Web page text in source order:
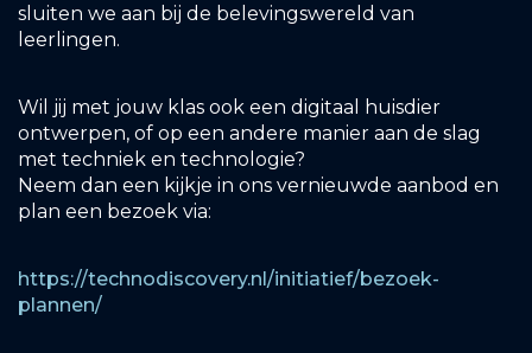
sluiten we aan bij de belevingswereld van
leerlingen.
Wil jij met jouw klas ook een digitaal huisdier
ontwerpen, of op een andere manier aan de slag
met techniek en technologie?
Neem dan een kijkje in ons vernieuwde aanbod en
plan een bezoek via:
https://technodiscovery.nl/initiatief/bezoek-
plannen/